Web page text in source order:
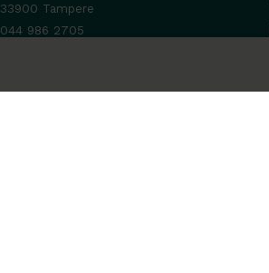
33900 Tampere
044 986 2705